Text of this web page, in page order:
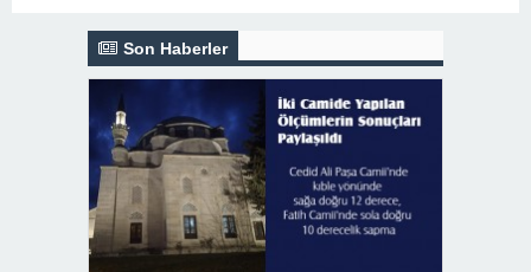
Son Haberler